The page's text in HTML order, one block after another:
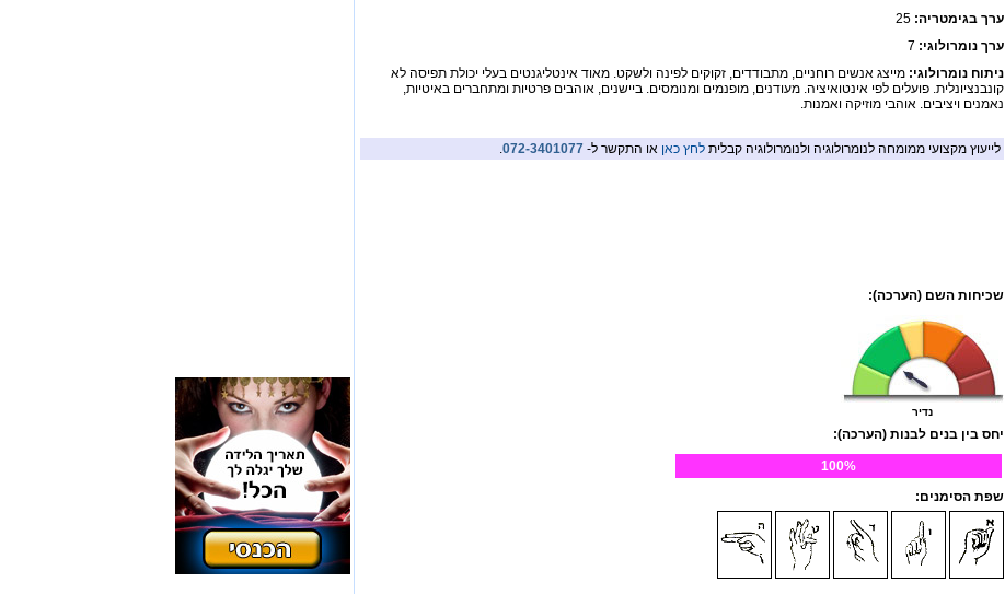
ערך בגימטריה:
ערך נומרולוגי: 7
ניתוח נומרולוגי: מייצג אנשים רוחניים, מתבודדים, זקוקים לפינה ולשקט. מאוד אינטליגנטים בעלי יכולת תפיסה לא
קונבנציונלית. פועלים לפי אינטואיציה. מעודנים, מופנמים ומנומסים. ביישנים, אוהבים פרטיות ומתחברים באיטיות,
נאמנים ויציבים. אוהבי מוזיקה ואמנות.
לייעוץ מקצועי ממומחה לנומרולוגיה ולנומרולוגיה קבלית לחץ כאן או התקשר ל- 072-3401077
.
שכיחות השם (הערכה):
נדיר
יחס בין בנים לבנות (הערכה):
100%
שפת הסימנים: